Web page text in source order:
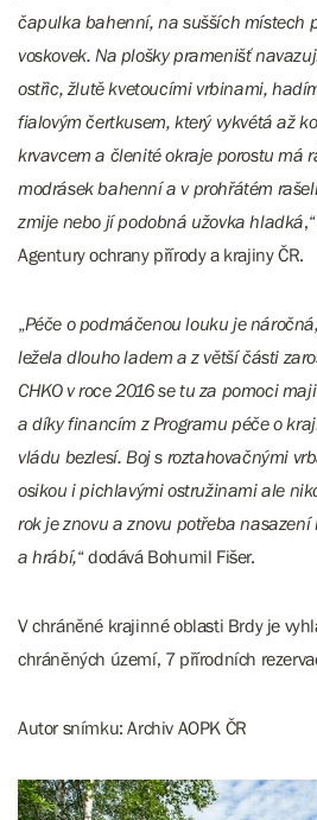
čapulka bahenní, na sušších místech
voskovek. Na plošky pramenišť
ostřic, žlutě kvetoucími vrbinami,
fialovým čertkusem, který vykvétá až
krvavcem a členité okraje porostu má
modrásek bahenní a v prohřátém
zmije nebo jí podobná užovka hladká
Agentury ochrany přírody a krajiny ČR.
„Péče o podmáčenou louku je
ležela dlouho ladem a z větší části
CHKO v roce 2016 se tu za pomoci
a díky financím z Programu péče o
vládu bezlesí. Boj s roztahovačnými
osikou i pichlavými ostružinami ale
rok je znovu a znovu potřeba
a hrábí,“ dodává Bohumil Fišer.
V chráněné krajinné oblasti Brdy je
chráněných území, 7 přírodních
Autor snímku: Archiv AOPK ČR